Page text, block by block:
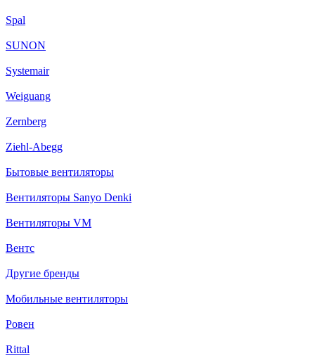
Spal
SUNON
Systemair
Weiguang
Zernberg
Ziehl-Abegg
Бытовые вентиляторы
Вентиляторы Sanyo Denki
Вентиляторы VM
Вентс
Другие бренды
Мобильные вентиляторы
Ровен
Rittal